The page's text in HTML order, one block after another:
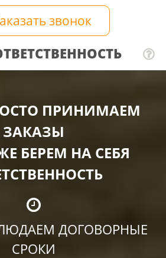
звонок
ПРИНИМАЕМ
ЗАКАЗЫ
БЕРЕМ НА СЕБЯ
ДОГОВОРНЫЕ
СРОКИ